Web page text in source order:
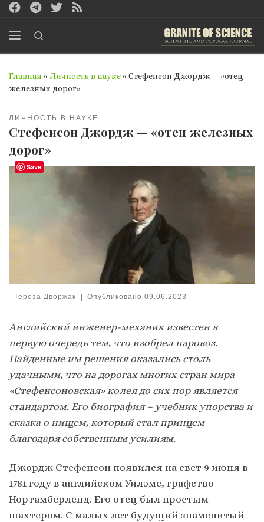
Перейти к содержимому
Главная » Личность в науке» Стефенсон Джордж — «отец
железных дорог»
ЛИЧНОСТЬ В НАУКЕ
Стефенсон Джордж — «отец железных
дорог»
- Тереза Дворжак | Опубликовано09.06.2023
Английский инженер-механик известен в
первую очередь тем, что изобрел паровоз.
Найденные им решения оказались столь
удачными, что на дорогах многих стран мира
«Стефенсоновская» колея до сих пор является
стандартом. Его биография – учебник упорства и
сказка о нищем, который стал принцем
благодаря собственным усилиям.
Джордж Стефенсон появился на свет 9 июня в
1781 году в английском Уилэме, графство
Нортамберленд. Его отец был простым
шахтером. С малых лет будущий знаменитый
Save